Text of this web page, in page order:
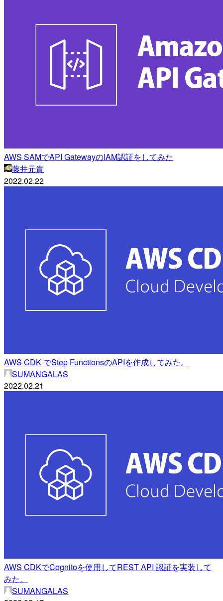
AWS SAMでAPI GatewayのIAM認証をしてみた
藤井元貴
2022.02.22
AWS CDK でStep FunctionsのAPIを作成してみた。
SUMANGALAS
2022.02.21
AWS CDKでCognitoを使用してREST API 認証を実装して
みた。
SUMANGALAS